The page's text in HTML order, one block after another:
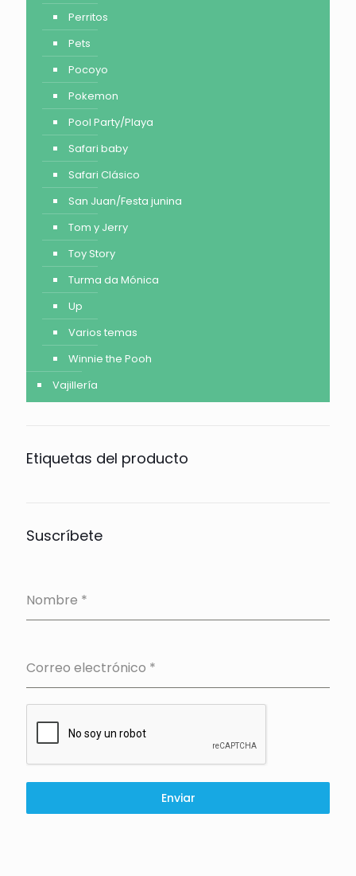
Perritos
Pets
Pocoyo
Pokemon
Pool Party/Playa
Safari baby
Safari Clásico
San Juan/Festa junina
Tom y Jerry
Toy Story
Turma da Mónica
Up
Varios temas
Winnie the Pooh
Vajillería
Etiquetas del producto
Suscríbete
Nombre *
Correo electrónico *
Enviar